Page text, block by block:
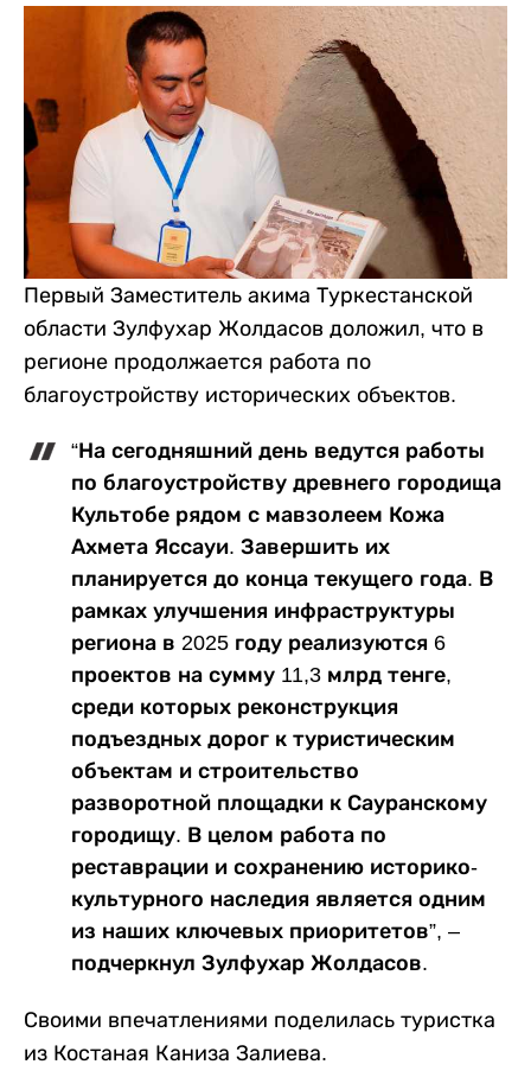
Первый Заместитель акима Туркестанской
области Зулфухар Жолдасов доложил, что в
регионе продолжается работа по
благоустройству исторических объектов.
“На сегодняшний день ведутся работы
по благоустройству древнего городища
Культобе рядом с мавзолеем Кожа
Ахмета Яссауи. Завершить их
планируется до конца текущего года. В
рамках улучшения инфраструктуры
региона в 2025 году реализуются 6
проектов на сумму 11,3 млрд тенге,
среди которых реконструкция
подъездных дорог к туристическим
объектам и строительство
разворотной площадки к Сауранскому
городищу. В целом работа по
реставрации и сохранению историко-
культурного наследия является одним
из наших ключевых приоритетов”, –
подчеркнул Зулфухар Жолдасов.
Своими впечатлениями поделилась туристка
из Костаная Каниза Залиева.